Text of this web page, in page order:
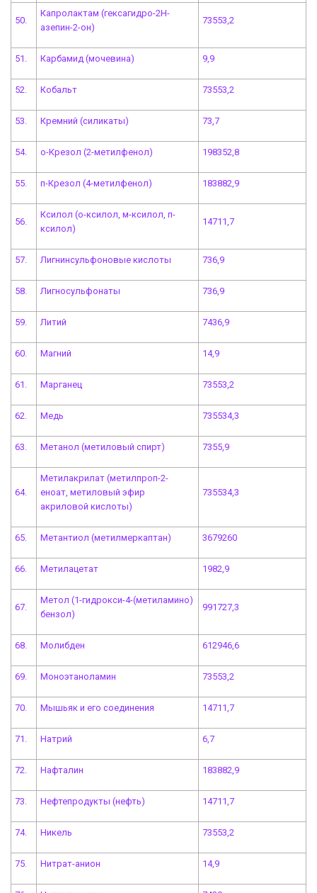
50.
Капролактам (гексагидро-2H-
азепин-2-он)
73553,2
51. Карбамид (мочевина) 9,9
52. Кобальт 73553,2
53. Кремний (силикаты) 73,7
54. о-Крезол (2-метилфенол) 198352,8
55. п-Крезол (4-метилфенол) 183882,9
56.
Ксилол (о-ксилол, м-ксилол, п-
ксилол)
14711,7
57. Лигнинсульфоновые кислоты 736,9
58. Лигносульфонаты 736,9
59. Литий 7436,9
60. Магний 14,9
61. Марганец 73553,2
62. Медь 735534,3
63. Метанол (метиловый спирт) 7355,9
64.
Метилакрилат (метилпроп-2-
еноат, метиловый эфир
акриловой кислоты)
735534,3
65. Метантиол (метилмеркаптан) 3679260
66. Метилацетат 1982,9
67.
Метол (1-гидрокси-4-(метиламино)
бензол)
991727,3
68. Молибден 612946,6
69. Моноэтаноламин 73553,2
70. Мышьяк и его соединения 14711,7
71. Натрий 6,7
72. Нафталин 183882,9
73. Нефтепродукты (нефть) 14711,7
74. Никель 73553,2
75. Нитрат-анион 14,9